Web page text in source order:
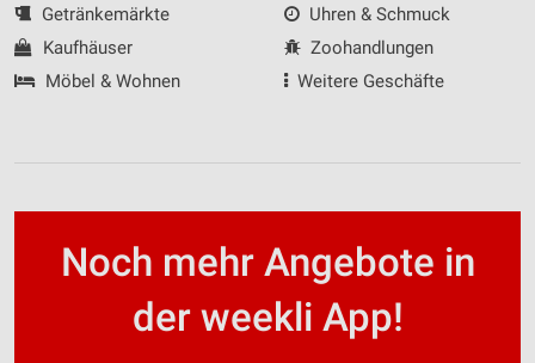
Getränkemärkte
Kaufhäuser
Möbel & Wohnen
Uhren & Schmuck
Zoohandlungen
Weitere Geschäfte
Noch mehr Angebote in
der weekli App!